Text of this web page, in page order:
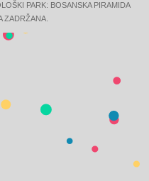
PARK: BOSANSKA PIRAMIDA
ZADRŽANA.